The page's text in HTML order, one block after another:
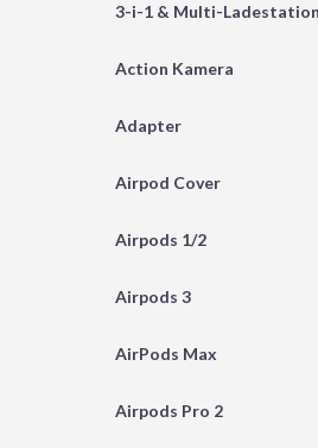
3-i-1 & Multi-
Action Kamera
Adapter
Airpod Cover
Airpods 1/2
Airpods 3
AirPods Max
Airpods Pro 2